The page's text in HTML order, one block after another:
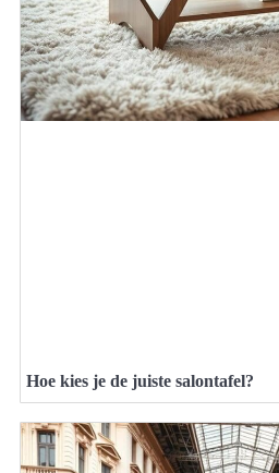
Hoe kies je de juiste salontafel?